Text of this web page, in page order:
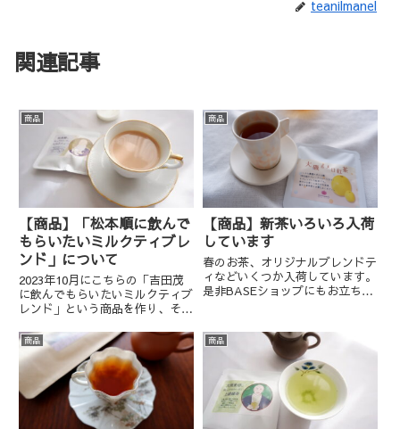
teanilmanel
関連記事
商品
【商品】「松本順に飲んで
もらいたいミルクティブレ
ンド」について
2023年10月にこちらの「吉田茂
に飲んでもらいたいミルクティブ
レンド」という商品を作り、その
すほうじ茶（現西行法師に飲んで
もらいたいほうじ茶）」を2023
年12月に発売開始しました。大
磯町にある明治記念大磯邸...
商品
【商品】新茶いろいろ入荷
しています
春のお茶、オリジナルブレンドテ
ィなどいくつか入荷しています。
是非BASEショップにもお立ち寄
のです。水出しや炭酸抽出など、
これから暑くなる時期に最適で
す。毎年ご好評いただいている
ネ...
商品 商品